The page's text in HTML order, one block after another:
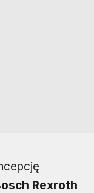
Rexroth